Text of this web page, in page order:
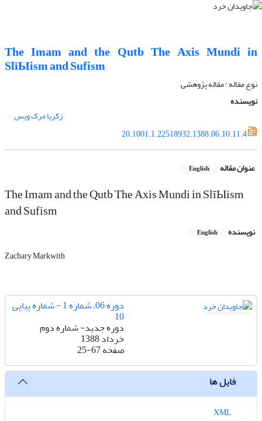
The Imam and the Qutb The Axis Mundi in
SlīЫism and Sufism
نوع مقاله : مقاله پژوهشی
نویسنده
زکریا مرک ویس
20.1001.1.22518932.1388.06.10.11.4
عنوان مقاله English
The Imam and the Qutb The Axis Mundi in SlīЫism
and Sufism
نویسنده English
Zachary Markwith
دوره 06، شماره 1 - شماره پیاپی
10
دوره جدید- شماره دوم
خرداد 1388
صفحه25-67
فایل ها